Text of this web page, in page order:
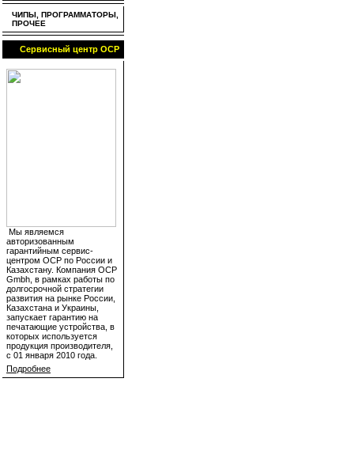
ЧИПЫ, ПРОГРАММАТОРЫ,
ПРОЧЕЕ
Сервисный центр OCP
Мы являемся
авторизованным
гарантийным сервис-
центром OCP по России и
Казахстану. Компания OCP
Gmbh, в рамках работы по
долгосрочной стратегии
развития на рынке России,
Казахстана и Украины,
запускает гарантию на
печатающие устройства, в
которых используется
продукция производителя,
с 01 января 2010 года.
Подробнее